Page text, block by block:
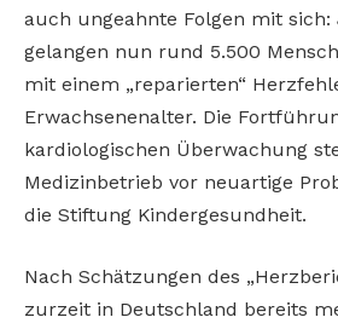
auch ungeahnte Folgen mit
gelangen nun rund 5.500
mit einem „reparierten“
Erwachsenenalter. Die
kardiologischen Überwachung
Medizinbetrieb vor neuartige
die Stiftung Kindergesundheit.
Nach Schätzungen des
zurzeit in Deutschland bereits